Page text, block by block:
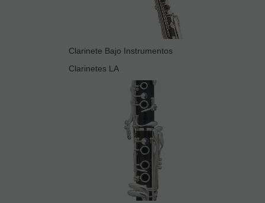
Clarinete Bajo Instrumentos
Clarinetes LA